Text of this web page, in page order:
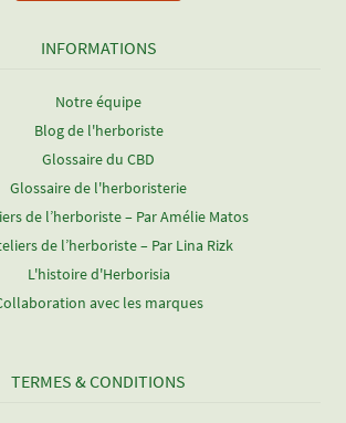
INFORMATIONS
Notre équipe
Blog de l'herboriste
Glossaire du CBD
Glossaire de l'herboristerie
de l’herboriste – Par Amélie Matos
de l’herboriste – Par Lina Rizk
L'histoire d'Herborisia
avec les marques
TERMES & CONDITIONS